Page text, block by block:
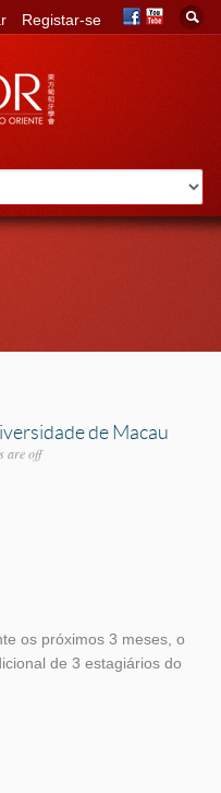
Registar-se
de Macau
are off
os próximos 3 meses, o
de 3 estagiários do